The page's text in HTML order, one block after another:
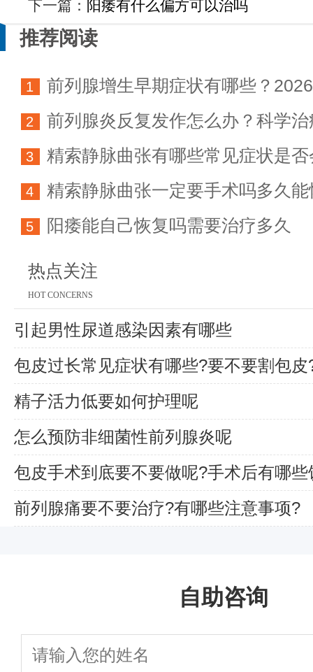
下一篇： 阳痿有什么偏方可以治吗
推荐阅读
1
前列腺增生早期症状有哪些？
科学防治指南
2
前列腺炎反复发作怎么办？科学
方法详解
3
精索静脉曲张有哪些常见症状是
育能力
4 精索静脉曲张一定要手术吗多久能
5 阳痿能自己恢复吗需要治疗多久
热点关注
HOT CONCERNS
引起男性尿道感染因素有哪些
包皮过长常见症状有哪些?要不要割包皮
精子活力低要如何护理呢
怎么预防非细菌性前列腺炎呢
包皮手术到底要不要做呢?手术后有哪些
前列腺痛要不要治疗?有哪些注意事项?
自助咨询